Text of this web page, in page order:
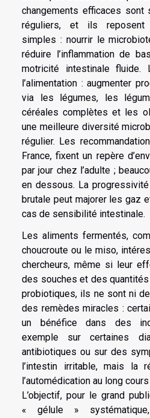
changements efficaces sont
réguliers, et ils reposent
simples : nourrir le
réduire l’inflammation de
motricité intestinale fluide.
l’alimentation : augmenter
via les légumes, les
céréales complètes et les
une meilleure diversité
régulier. Les
France, fixent un repère
par jour chez l’adulte ;
en dessous. La
brutale peut majorer les gaz
cas de sensibilité intestinale.
Les aliments fermentés,
choucroute ou le miso,
chercheurs, même si leur
des souches et des
probiotiques, ils ne sont ni
des remèdes miracles :
un bénéfice dans des
exemple sur certaines
antibiotiques ou sur des
l’intestin irritable, mais la
l’automédication au long
L’objectif, pour le grand
« gélule »